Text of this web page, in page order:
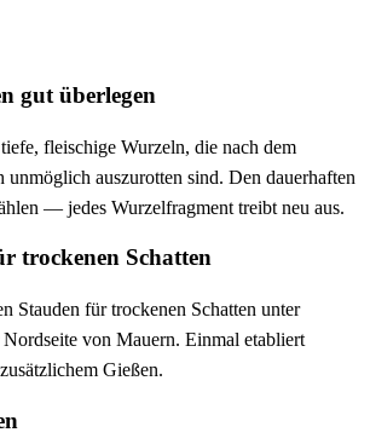
gut überlegen
fleischige Wurzeln, die nach dem
unmöglich auszurotten sind. Den dauerhaften
— jedes Wurzelfragment treibt neu aus.
trockenen Schatten
Stauden für trockenen Schatten unter
von Mauern. Einmal etabliert
Gießen.